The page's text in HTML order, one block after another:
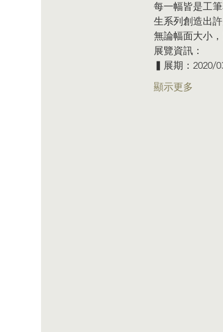
每一幅皆是工
生系列創造出
無論幅面大小
展覽資訊：
▍展期：2020/
顯示更多